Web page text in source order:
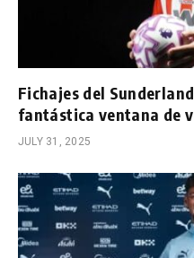
Fichajes del
fantástica ventana de
JULY 31, 2025